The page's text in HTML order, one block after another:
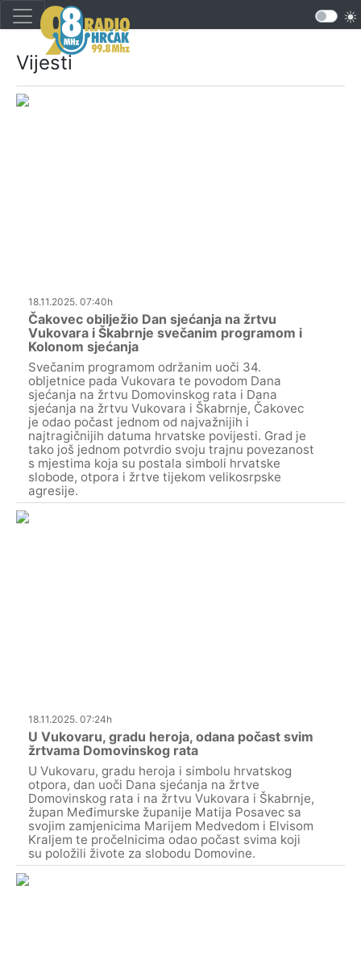
Vijesti
18.11.2025. 07:40h
Čakovec obilježio Dan sjećanja na žrtvu
Vukovara i Škabrnje svečanim programom i
Kolonom sjećanja
Svečanim programom održanim uoči 34.
obljetnice pada Vukovara te povodom Dana
sjećanja na žrtvu Domovinskog rata i Dana
sjećanja na žrtvu Vukovara i Škabrnje, Čakovec
je odao počast jednom od najvažnijih i
najtragičnijih datuma hrvatske povijesti. Grad je
tako još jednom potvrdio svoju trajnu povezanost
s mjestima koja su postala simboli hrvatske
slobode, otpora i žrtve tijekom velikosrpske
agresije.
18.11.2025. 07:24h
U Vukovaru, gradu heroja, odana počast svim
žrtvama Domovinskog rata
U Vukovaru, gradu heroja i simbolu hrvatskog
otpora, dan uoči Dana sjećanja na žrtve
Domovinskog rata i na žrtvu Vukovara i Škabrnje,
župan Međimurske županije Matija Posavec sa
svojim zamjenicima Marijem Medvedom i Elvisom
Kraljem te pročelnicima odao počast svima koji
su položili živote za slobodu Domovine.